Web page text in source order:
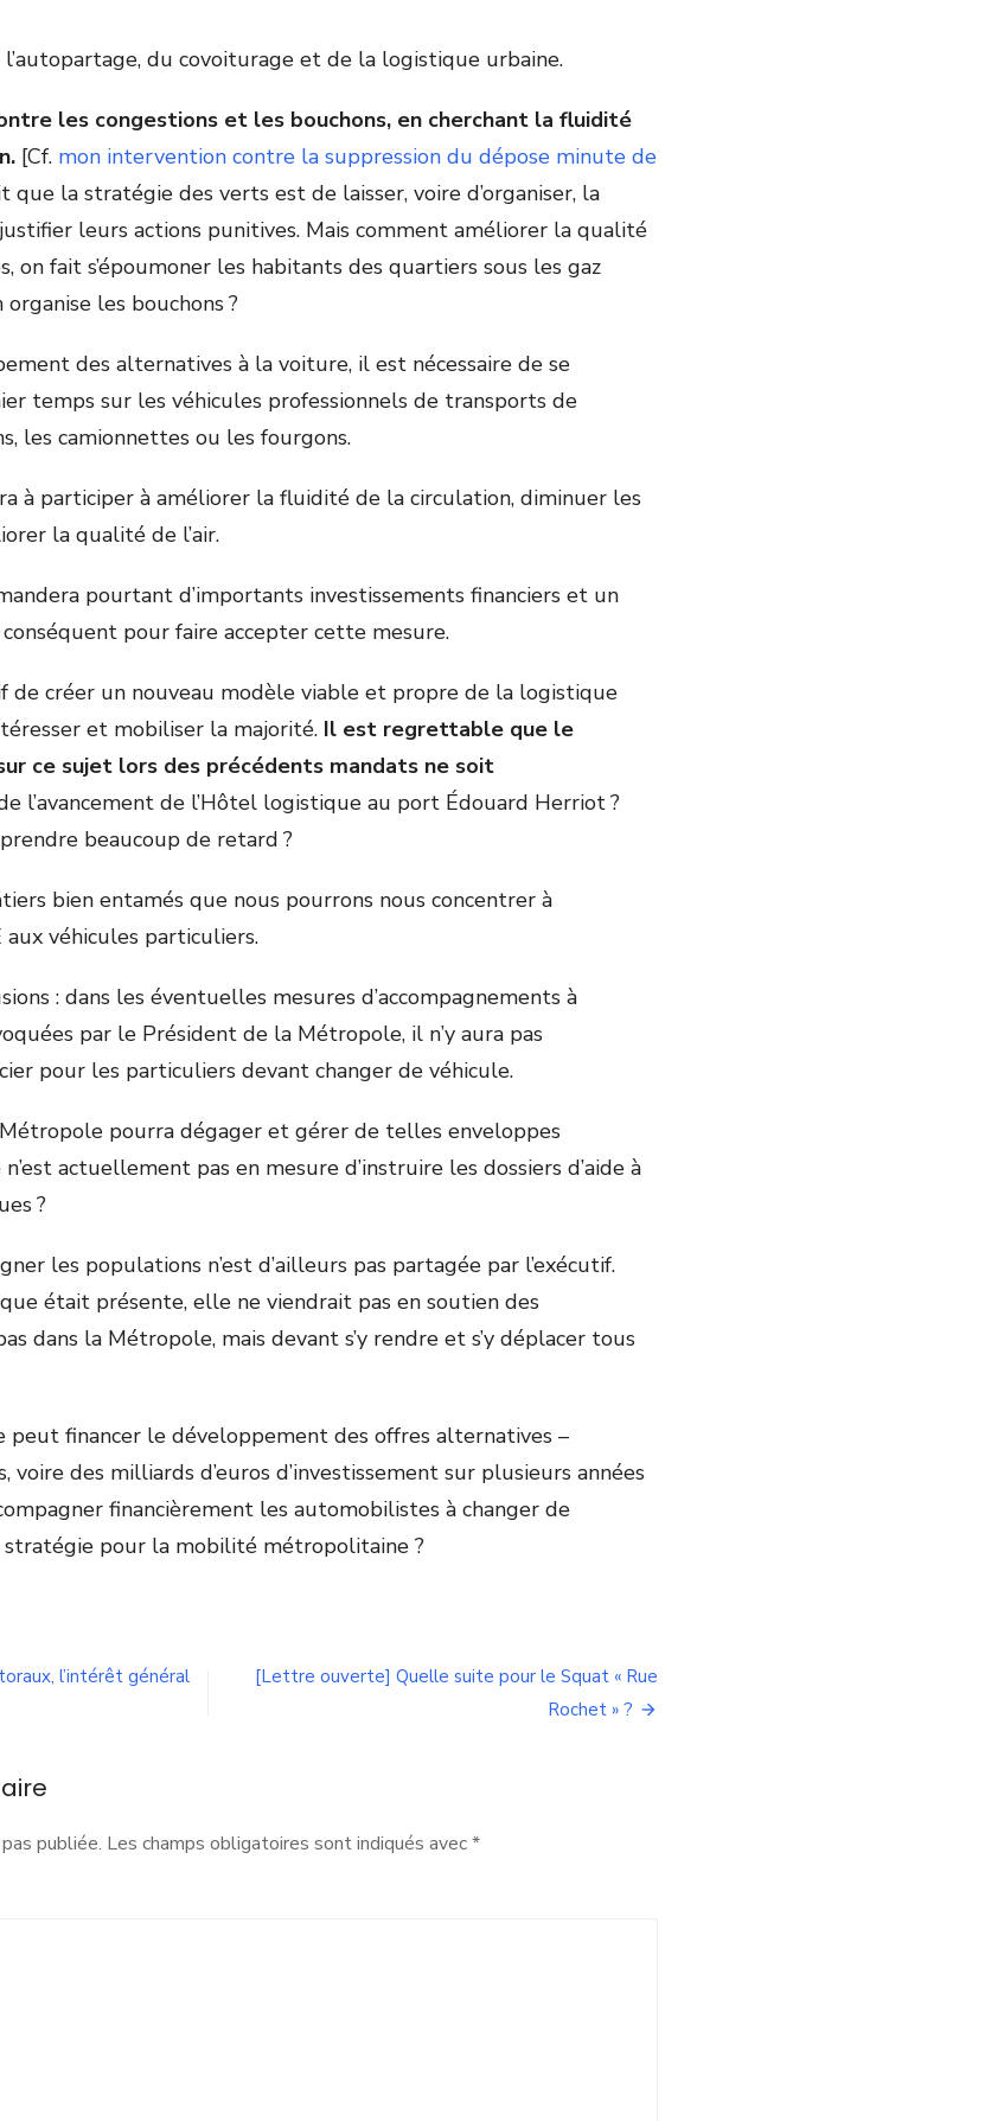
du covoiturage et de la logistique urbaine.
les congestions et les bouchons, en cherchant la fluidité
[Cf. mon intervention contre la suppression du dépose minute de
que la stratégie des verts est de laisser, voire d’organiser, la
leurs actions punitives. Mais comment améliorer la qualité
on fait s’époumoner les habitants des quartiers sous les gaz
les bouchons ?
des alternatives à la voiture, il est nécessaire de se
temps sur les véhicules professionnels de transports de
les camionnettes ou les fourgons.
à participer à améliorer la fluidité de la circulation, diminuer les
la qualité de l’air.
pourtant d’importants investissements financiers et un
pour faire accepter cette mesure.
de créer un nouveau modèle viable et propre de la logistique
et mobiliser la majorité. Il est regrettable que le
ce sujet lors des précédents mandats ne soit
l’avancement de l’Hôtel logistique au port Édouard Herriot ?
beaucoup de retard ?
bien entamés que nous pourrons nous concentrer à
aux véhicules particuliers.
: dans les éventuelles mesures d’accompagnements à
par le Président de la Métropole, il n’y aura pas
pour les particuliers devant changer de véhicule.
pourra dégager et gérer de telles enveloppes
actuellement pas en mesure d’instruire les dossiers d’aide à
?
les populations n’est d’ailleurs pas partagée par l’exécutif.
était présente, elle ne viendrait pas en soutien des
dans la Métropole, mais devant s’y rendre et s’y déplacer tous
financer le développement des offres alternatives –
des milliards d’euros d’investissement sur plusieurs années
financièrement les automobilistes à changer de
pour la mobilité métropolitaine ?
l’intérêt général
[Lettre ouverte] Quelle suite pour le Squat « Rue
Rochet » ?
publiée. Les champs obligatoires sont indiqués avec*